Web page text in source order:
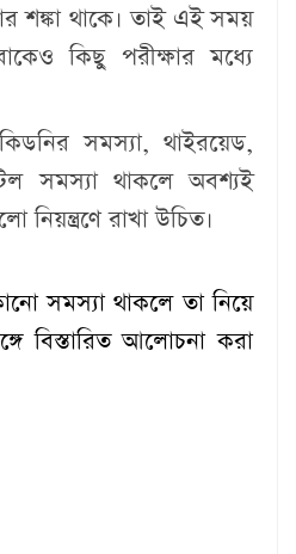
শঙ্কা থাকে। তাই এই সময়
কিছু পরীক্ষার মধ্যে
সমস্যা, থাইরয়েড,
সমস্যা থাকলে অবশ্যই
নিয়ন্ত্রণে রাখা উচিত।
সমস্যা থাকলে তা নিয়ে
বিস্তারিত আলোচনা করা